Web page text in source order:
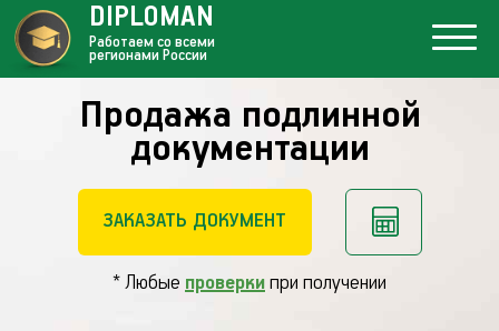
Продажа подлинной
документации
ЗАКАЗАТЬ ДОКУМЕНТ
* Любые проверки при получении
DIPLOMAN
Работаем со всеми
регионами России